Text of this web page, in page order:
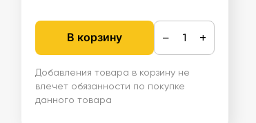
В корзину − +
Добавления товара в корзину не
влечет обязанности по покупке
данного товара